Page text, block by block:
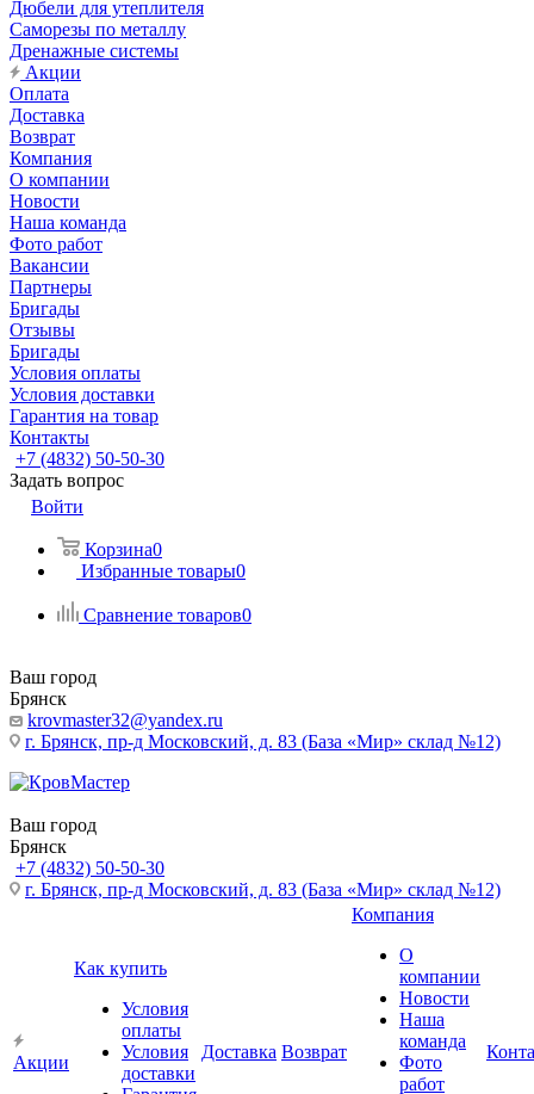
Дюбели для утеплителя
Саморезы по металлу
Дренажные системы
Акции
Оплата
Доставка
Возврат
Компания
О компании
Новости
Наша команда
Фото работ
Вакансии
Партнеры
Бригады
Отзывы
Бригады
Условия оплаты
Условия доставки
Гарантия на товар
Контакты
+7 (4832) 50-50-30
Задать вопрос
Войти
Корзина0
Избранные товары0
Сравнение товаров0
Ваш город
Брянск
krovmaster32@yandex.ru
г. Брянск, пр-д Московский, д. 83 (База «Мир» склад №12)
Ваш город
Брянск
+7 (4832) 50-50-30
г. Брянск, пр-д Московский, д. 83 (База «Мир» склад №12)
Акции
Как купить
Условия
оплаты
Условия
доставки
Доставка Возврат
Компания
О
компании
Новости
Наша
команда
Фото
работ